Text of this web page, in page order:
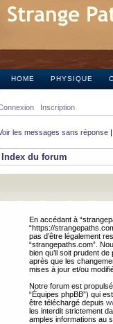
HOME PHYSIQUE
Inscription
les messages sans réponse |
Index du forum
En accédant à
“https://
pas d’être légalement
“strangepaths.com”.
bien qu’il soit prudent
après que les
mises à jour et/ou
Notre forum est propulsé
“Équipes phpBB”) qui
être téléchargé depuis
les interdit strictement
amples informations au